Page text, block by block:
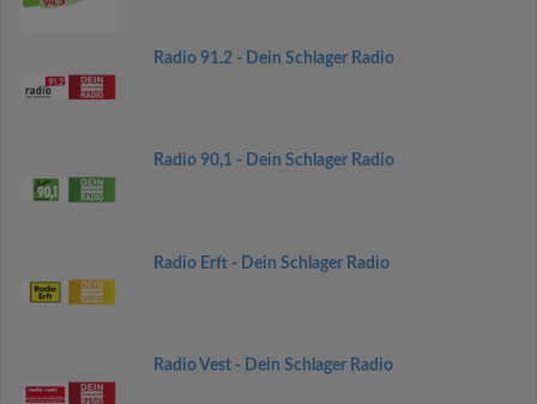
Radio 91.2 - Dein Schlager Radio
Radio 90,1 - Dein Schlager Radio
Radio Erft - Dein Schlager Radio
Radio Vest - Dein Schlager Radio